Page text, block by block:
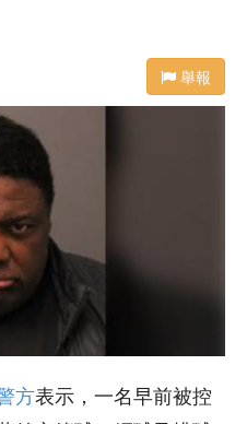
舉報
方表示，一名早前被控